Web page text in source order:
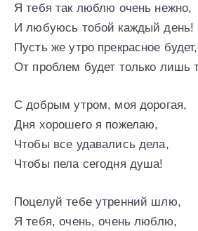
Я тебя так люблю очень нежно,
И любуюсь тобой каждый день!
Пусть же утро прекрасное будет,
От проблем будет только лишь
С добрым утром, моя дорогая,
Дня хорошего я пожелаю,
Чтобы все удавались дела,
Чтобы пела сегодня душа!
Поцелуй тебе утренний шлю,
Я тебя, очень, очень люблю,